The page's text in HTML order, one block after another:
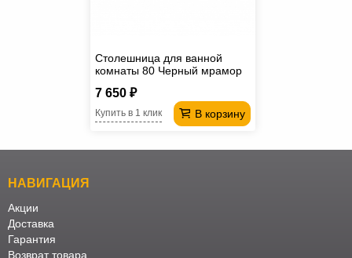
Столешница для ванной
комнаты 80 Черный мрамор
7 650 ₽
В корзину
Купить в 1 клик
НАВИГАЦИЯ
Акции
Доставка
Гарантия
Возврат товара